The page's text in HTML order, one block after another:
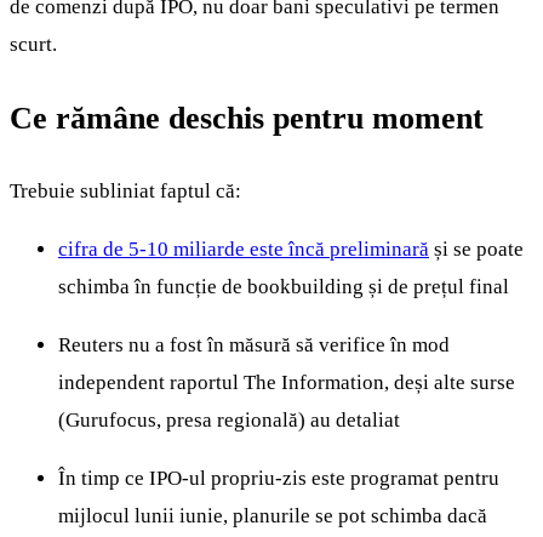
de comenzi după IPO, nu doar bani speculativi pe termen
scurt.
Ce rămâne deschis pentru moment
Trebuie subliniat faptul că:
cifra de 5-10 miliarde este încă preliminară și se poate
schimba în funcție de bookbuilding și de prețul final
Reuters nu a fost în măsură să verifice în mod
independent raportul The Information, deși alte surse
(Gurufocus, presa regională) au detaliat
În timp ce IPO-ul propriu-zis este programat pentru
mijlocul lunii iunie, planurile se pot schimba dacă